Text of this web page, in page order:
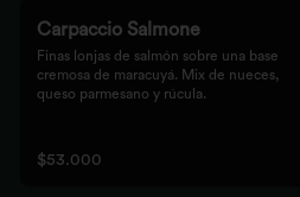
Carpaccio Salmone
Finas lonjas de salmón sobre una base
cremosa de maracuyá. Mix de nueces,
queso parmesano y rúcula.
$53.000